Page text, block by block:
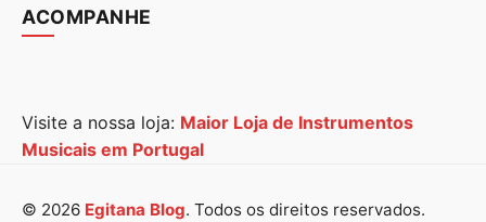
ACOMPANHE
Visite a nossa loja: Maior Loja de Instrumentos
Musicais em Portugal
© 2026 Egitana Blog. Todos os direitos reservados.